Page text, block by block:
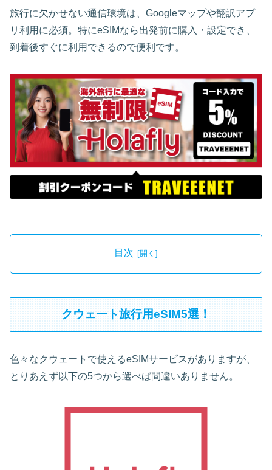
旅行に欠かせない通信環境は、Googleマップや翻訳アプ
リ利用に必須。特にeSIMなら出発前に購入・設定でき、
到着後すぐに利用できるので便利です。
目次
クウェート旅行用eSIM5選！
色々なクウェートで使えるeSIMサービスがありますが、
とりあえず以下の5つから選べば間違いありません。